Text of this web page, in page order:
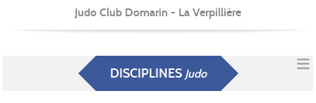
Judo Club Domarin - La Verpillière
DISCIPLINES Judo